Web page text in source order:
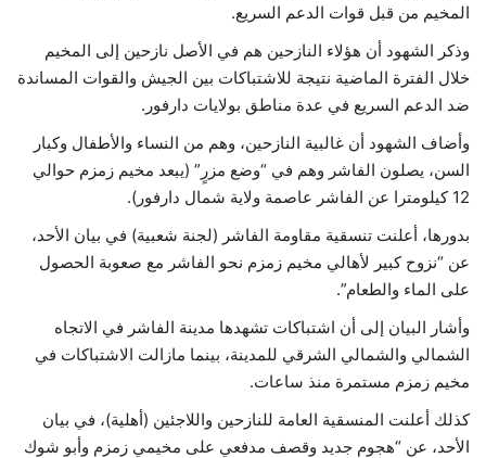
المخيم من قبل قوات الدعم السريع.
وذكر الشهود أن هؤلاء النازحين هم في الأصل نازحين إلى المخيم
خلال الفترة الماضية نتيجة للاشتباكات بين الجيش والقوات المساندة
ضد الدعم السريع في عدة مناطق بولايات دارفور.
وأضاف الشهود أن غالبية النازحين، وهم من النساء والأطفال وكبار
السن، يصلون الفاشر وهم في “وضع مزرٍ” (يبعد مخيم زمزم حوالي
12 كيلومترا عن الفاشر عاصمة ولاية شمال دارفور).
بدورها، أعلنت تنسقية مقاومة الفاشر (لجنة شعبية) في بيان الأحد،
عن “نزوح كبير لأهالي مخيم زمزم نحو الفاشر مع صعوبة الحصول
على الماء والطعام”.
وأشار البيان إلى أن اشتباكات تشهدها مدينة الفاشر في الاتجاه
الشمالي والشمالي الشرقي للمدينة، بينما مازالت الاشتباكات في
مخيم زمزم مستمرة منذ ساعات.
كذلك أعلنت المنسقية العامة للنازحين واللاجئين (أهلية)، في بيان
الأحد، عن “هجوم جديد وقصف مدفعي على مخيمي زمزم وأبو شوك